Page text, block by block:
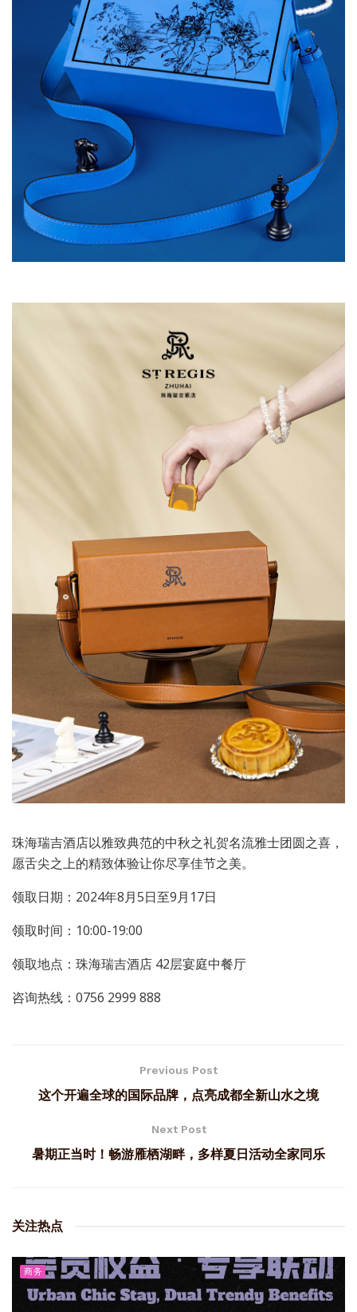
珠海瑞吉酒店以雅致典范的中秋之礼贺名流雅士团圆之喜，
愿舌尖之上的精致体验让你尽享佳节之美。
领取日期：2024年8月5日至9月17日
领取时间：10:00-19:00
领取地点：珠海瑞吉酒店 42层宴庭中餐厅
咨询热线：0756 2999 888
Previous Post
这个开遍全球的国际品牌，点亮成都全新山水之境
Next Post
暑期正当时！畅游雁栖湖畔，多样夏日活动全家同乐
关注热点
商务